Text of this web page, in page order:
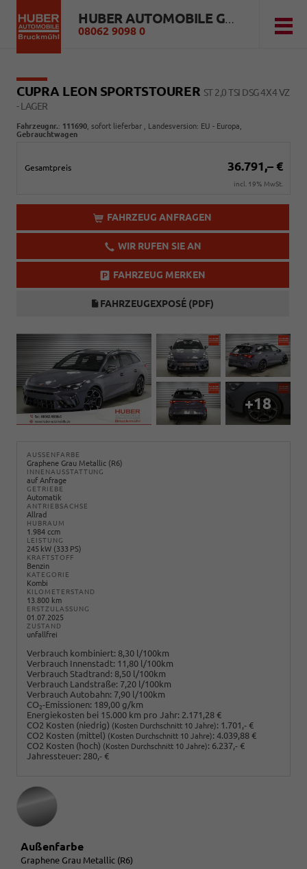
HUBER AUTOMOBILE GMBH
08062 9098 0
CUPRA LEON SPORTSTOURER ST 2,0 TSI DSG 4X4 VZ
- LAGER
Fahrzeugnr.: 111690 sofort lieferbar , Landesversion: EU - Europa,
Gebrauchtwagen
Gesamtpreis 36.791,– €
incl. 19% MwSt.
FAHRZEUG ANFRAGEN
WIR RUFEN SIE AN
FAHRZEUG MERKEN
FAHRZEUGEXPOSÉ (PDF)
+18
AUSSENFARBE
Graphene Grau Metallic (R6)
INNENAUSSTATTUNG
auf Anfrage
GETRIEBE
Automatik
ANTRIEBSACHSE
Allrad
HUBRAUM
1.984 ccm
LEISTUNG
245 kW (333 PS)
KRAFTSTOFF
Benzin
KATEGORIE
Kombi
KILOMETERSTAND
13.800 km
ERSTZULASSUNG
01.07.2025
ZUSTAND
unfallfrei
Verbrauch kombiniert: 8,30 l/100km
Verbrauch Innenstadt: 11,80 l/100km
Verbrauch Stadtrand: 8,50 l/100km
Verbrauch Landstraße: 7,20 l/100km
Verbrauch Autobahn: 7,90 l/100km
CO2-Emissionen: 189,00 g/km
Energiekosten bei 15.000 km pro Jahr: 2.171,28 €
CO2 Kosten (niedrig) (Kosten Durchschnitt 10 Jahre): 1.701,- €
CO2 Kosten (mittel) (Kosten Durchschnitt 10 Jahre): 4.039,88 €
CO2 Kosten (hoch) (Kosten Durchschnitt 10 Jahre): 6.237,- €
Jahressteuer: 280,- €
Außenfarbe
Graphene Grau Metallic (R6)